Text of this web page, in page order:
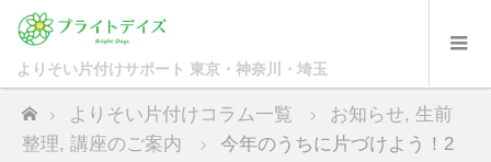
ホームよりそい片付けコラム一覧 お知らせ, 生前
整理, 講座のご案内
今年のうちに片づけよう！2